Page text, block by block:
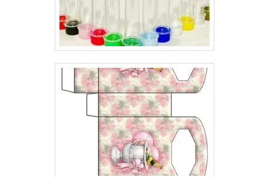
possuem características especiais, e não é para menos.
Seu valor na decisão de escolha do consumidor é
extremamente relevante, por isso, o desenvolvimento
de um bom cartucho é muito importante.Por esse
motivo, em interesse de desenvolver cartuchos para
cosméticos é imprescindível contar com uma empresa
séria, que já esteja atuando no mercado há algum
tempo, pesquise as melhores e dê uma identificação
perfeita para o seu produto..